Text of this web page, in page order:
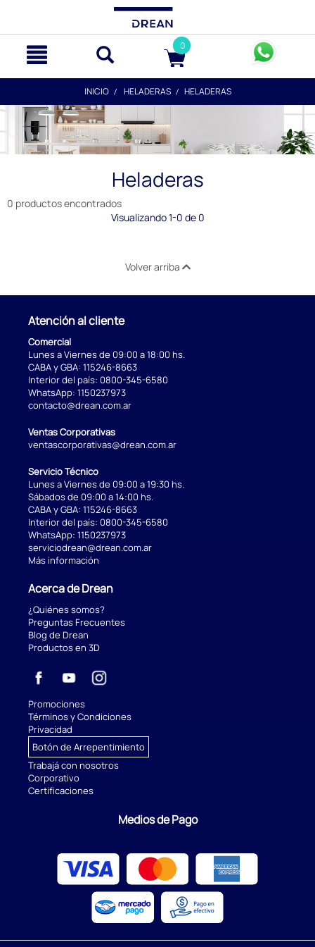
0
INICIO HELADERAS HELADERAS
Heladeras
0 productos encontrados
Visualizando 1-0 de 0
Volver arriba
Atención al cliente
Comercial
Lunes a Viernes de 09:00 a 18:00 hs.
CABA y GBA: 115246-8663
Interior del país: 0800-345-6580
WhatsApp: 1150237973
contacto@drean.com.ar
Ventas Corporativas
ventascorporativas@drean.com.ar
Servicio Técnico
Lunes a Viernes de 09:00 a 19:30 hs.
Sábados de 09:00 a 14:00 hs.
CABA y GBA: 115246-8663
Interior del país: 0800-345-6580
WhatsApp: 1150237973
serviciodrean@drean.com.ar
Más información
Acerca de Drean
¿Quiénes somos?
Preguntas Frecuentes
Blog de Drean
Productos en 3D
Promociones
Términos y Condiciones
Privacidad
Botón de Arrepentimiento
Trabajá con nosotros
Corporativo
Certificaciones
Medios de Pago